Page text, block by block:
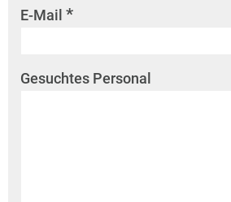
E-Mail *
Gesuchtes Personal